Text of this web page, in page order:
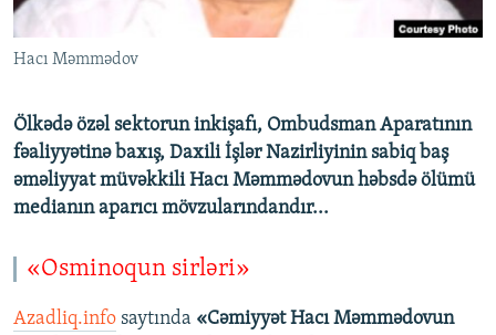
KARIKATURA
AZƏRBAYCAN ƏDƏBIYYATI KITABXANASI
İSLAM VƏ DEMOKRATIYA
PEŞƏ ETIKASI VƏ JURNALISTIKA STANDARTLARIMIZ
AZADLIQRADIOSU MOBIL TELEFONUNUZDA
BIZIMLƏ ƏLAQƏ
XƏBƏR BÜLLETENLƏRIMIZ
BIZI IZLƏ
RFE/RL-in bütün saytları
Hacı Məmmədov
Ölkədə özəl sektorun inkişafı, Ombudsman Aparatının
fəaliyyətinə baxış, Daxili İşlər Nazirliyinin sabiq baş
əməliyyat müvəkkili Hacı Məmmədovun həbsdə ölümü
medianın aparıcı mövzularındandır...
«Osminoqun sirləri»
Azadliq.info saytında «Cəmiyyət Hacı Məmmədovun